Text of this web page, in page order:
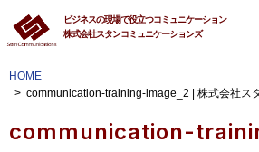
ビジネスの現場で役立つコミュニケーション
株式会社スタンコミュニケーションズ
HOME
communication-training-image_2 | 株式会社ス
communication-